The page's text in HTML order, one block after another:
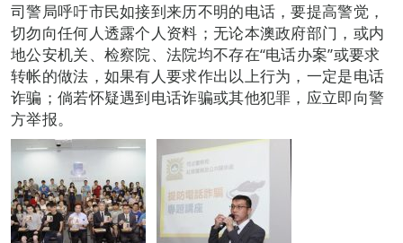
司警局呼吁市民如接到来历不明的电话，要提高警觉，
切勿向任何人透露个人资料；无论本澳政府部门，或内
地公安机关、检察院、法院均不存在“电话办案”或要求
转帐的做法，如果有人要求作出以上行为，一定是电话
诈骗；倘若怀疑遇到电话诈骗或其他犯罪，应立即向警
方举报。